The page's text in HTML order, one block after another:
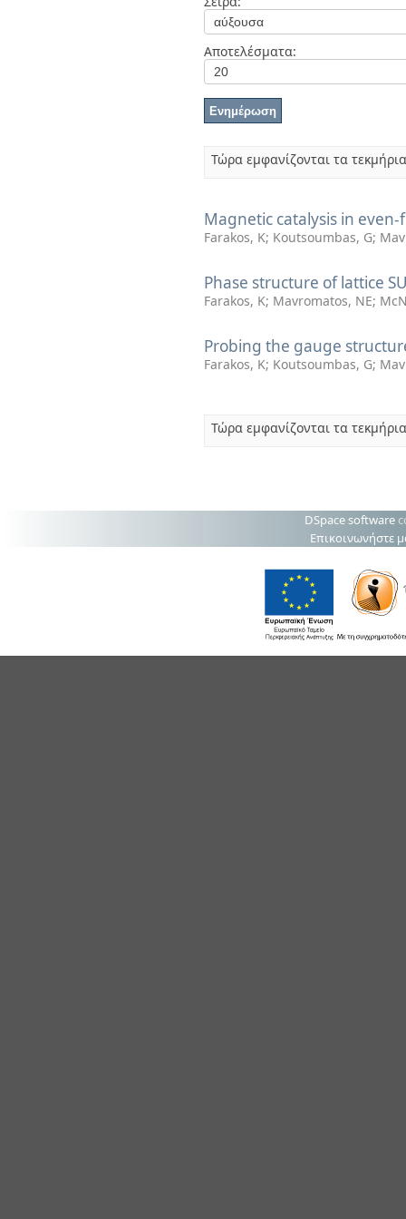
Αποτελέσματα:
Τώρα εμφανίζονται τα
Magnetic catalysis in
Farakos, K; Koutsoumbas, G;
Phase structure of lattice
Farakos, K; Mavromatos, NE;
Probing the gauge
Farakos, K; Koutsoumbas, G;
Τώρα εμφανίζονται τα
DSpace software
Επικοινωνήστε